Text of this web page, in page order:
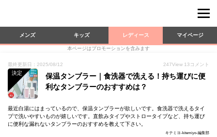
メンズ キッズ レディース マイページ
本ページはプロモーションを含みます
最終更新日：2025/08/12 247View 13 コメント
決定
保温タンブラー｜食洗器で洗える！持ち運びに便
利なタンブラーのおすすめは？
最近白湯にはまっているので、保温タンブラーが欲しいです。食洗器で洗えるタイ
プで洗いやすいものが嬉しいです。直飲みタイプやストロータイプなど、持ち運び
に便利な漏れないタンブラーのおすすめを教えて下さい。
キテミヨ-kitemiyo-編集部